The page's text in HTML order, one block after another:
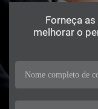
Forneça
melhorar o